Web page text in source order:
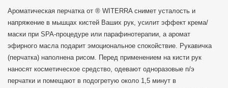
Ароматическая перчатка от ® WITERRA снимет усталость и
напряжение в мышцах кистей Ваших рук, усилит эффект крема/
маски при SPA-процедуре или парафинотерапии, а аромат
эфирного масла подарит эмоциональное спокойствие. Рукавичка
(перчатка) наполнена рисом. Перед применением на кисти рук
наносят косметическое средство, одевают одноразовые п/э
перчатки и помещают в подогретую около 1,5 минут в